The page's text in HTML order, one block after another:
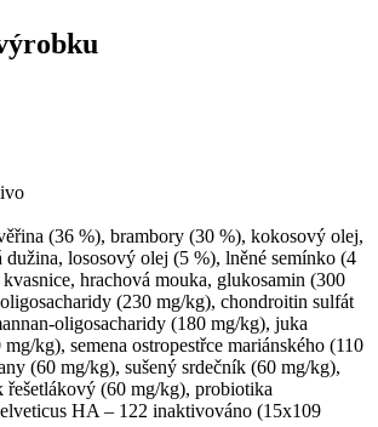
(36 %), brambory (30 %), kokosový olej,
dužina, lososový olej (5 %), lněné semínko (4
hrachová mouka, glukosamin (300
(230 mg/kg), chondroitin sulfát
oligosacharidy (180 mg/kg), juka
kg), semena ostropestřce mariánského (110
(60 mg/kg), sušený srdečník (60 mg/kg),
řešetlákový (60 mg/kg), probiotika
HA – 122 inaktivováno (15x109